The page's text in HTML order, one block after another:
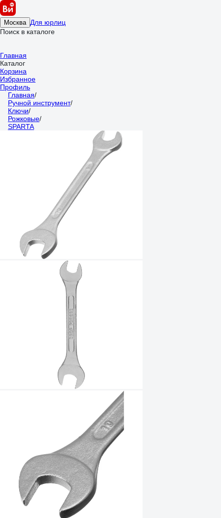
Москва Для юрлиц
Поиск в каталоге
Главная
Каталог
Корзина
Избранное
Профиль
Главная/
Ручной инструмент/
Ключи/
Рожковые/
SPARTA